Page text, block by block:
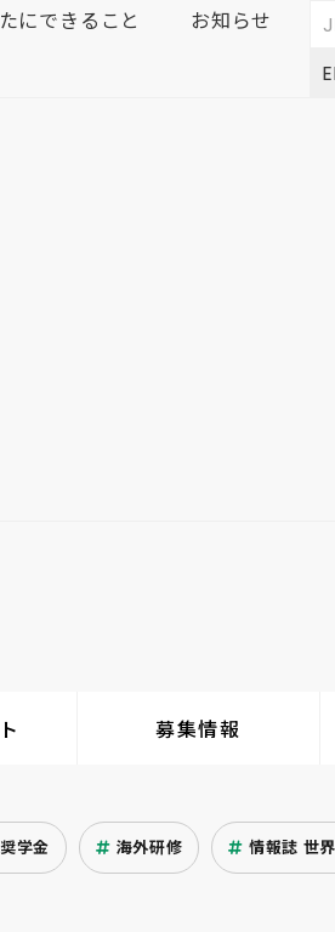
にできること お知らせ
募集情報
奨学金 海外研修 情報誌 世